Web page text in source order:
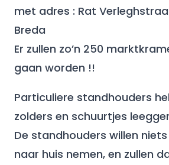
met adres : Rat
Breda
Er zullen zo’n 250
gaan worden !!
Particuliere standhouders
zolders en schuurtjes
De standhouders willen
naar huis nemen, en zullen